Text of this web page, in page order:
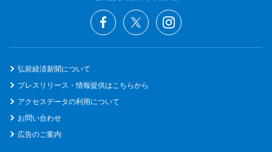
弘前経済新聞について
プレスリリース・情報提供はこちらから
アクセスデータの利用について
お問い合わせ
広告のご案内